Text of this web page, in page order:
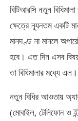
বিটিআরসি নতুন
ক্ষেত্রে ন্যূনতম একটি মান
মানদণ্ড না মানলে
হবে। এত দিন এসব
তা বিধিমালার মধ্যে এল।
নতুন বিধির আওতায়
(মোবাইল, টেলিফোন ও